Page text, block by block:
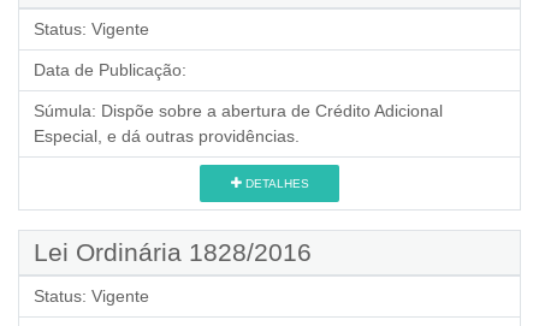
Status: Vigente
Data de Publicação:
Súmula: Dispõe sobre a abertura de Crédito Adicional
Especial, e dá outras providências.
DETALHES
Lei Ordinária 1828/2016
Status: Vigente